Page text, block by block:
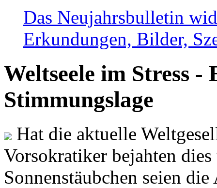
Das Neujahrsbulletin
Erkundungen, Bilder,
Weltseele im Stress -
Stimmungslage
Hat die aktuelle
Vorsokratiker bejahten
Sonnenstäubchen seien